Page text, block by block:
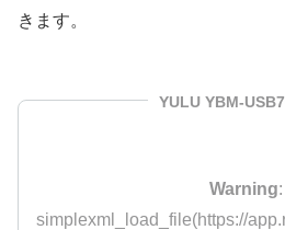
きます。
YULU YBM-
Warning:
simplexml_load_file(https://